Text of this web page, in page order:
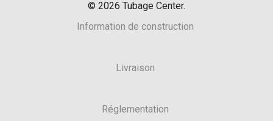
© 2026 Tubage Center.
Information de construction
Livraison
Réglementation